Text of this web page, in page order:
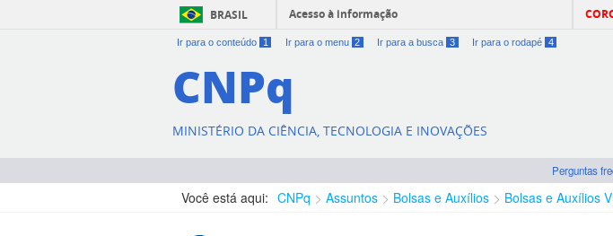
BRASIL Acesso à informação
Ir para o conteúdo 1 Ir para o menu 2 Ir para a busca 3 Ir para o rodapé 4
CNPq
MINISTÉRIO DA CIÊNCIA, TECNOLOGIA E INOVAÇÕES
Perguntas
Você está aqui: CNPq Assuntos Bolsas e Auxílios Bolsas e Auxílios